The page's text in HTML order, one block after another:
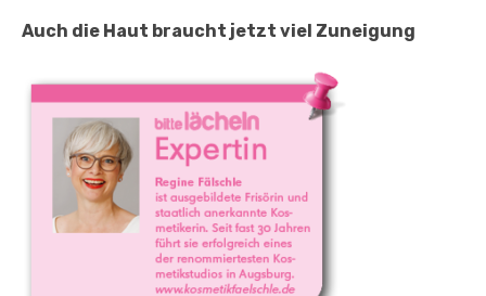
Auch die Haut braucht jetzt viel Zuneigung